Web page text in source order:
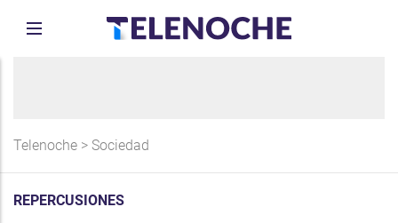
Telenoche > Sociedad
REPERCUSIONES